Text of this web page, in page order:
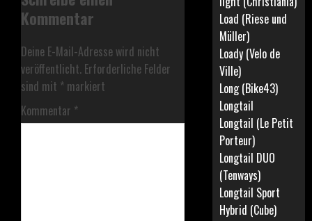
Kommentar
Deine E-Mail-Adresse wird nicht
veröffentlicht. Erforderliche Felder
sind mit * markiert
Kommentar *
Load (Riese und
Müller)
Loady (Velo de
Ville)
Long (Bike43)
Longtail
Longtail (Le Petit
Porteur)
Longtail DUO
(Tenways)
Longtail Sport
Hybrid (Cube)